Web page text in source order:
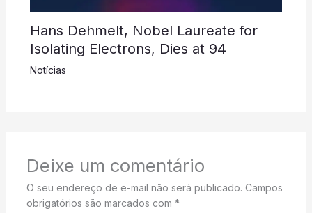
Hans Dehmelt, Nobel Laureate for
Isolating Electrons, Dies at 94
Notícias
Deixe um comentário
O seu endereço de e-mail não será publicado. Campos
obrigatórios são marcados com *